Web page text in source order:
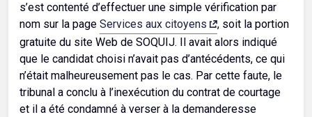
s’est contenté d’effectuer une simple vérification par
nom sur la page Services aux citoyens
, soit la portion
gratuite du site Web de SOQUIJ. Il avait alors indiqué
que le candidat choisi n’avait pas d’antécédents, ce qui
n’était malheureusement pas le cas. Par cette faute, le
tribunal a conclu à l’inexécution du contrat de courtage
et il a été condamné à verser à la demanderesse